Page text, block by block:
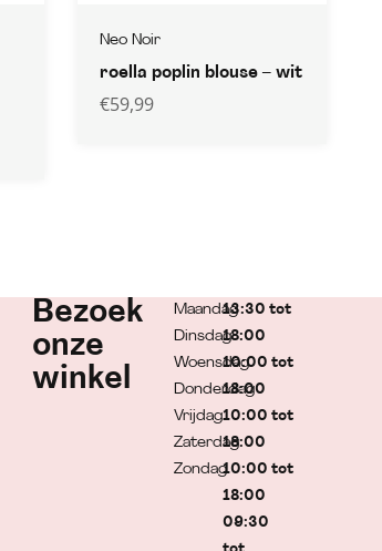
Neo Noir
roella poplin blouse – wit
€59,99
Bezoek
onze
winkel
Maandag
Dinsdag
Woensdag
Donderdag
Vrijdag
Zaterdag
Zondag
13:30 tot
18:00
10:00 tot
18:00
10:00 tot
18:00
10:00 tot
18:00
09:30